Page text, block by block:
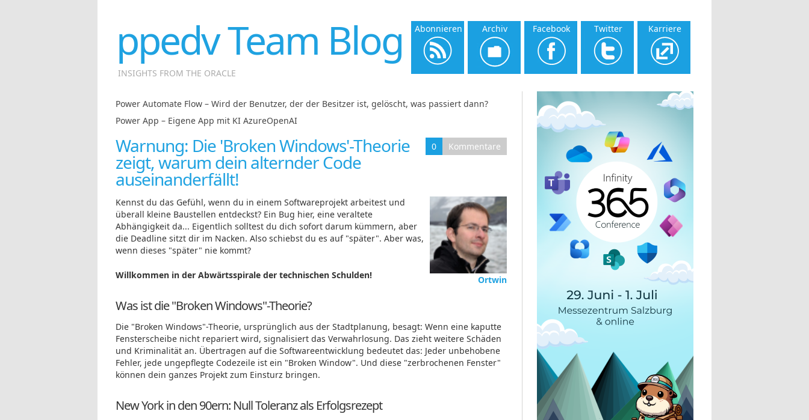
ppedv Team Blog
INSIGHTS FROM THE ORACLE
Abonnieren Archiv Facebook Twitter Karriere
Power Automate Flow – Wird der Benutzer, der der Besitzer ist, gelöscht, was passiert dann?
Power App – Eigene App mit KI AzureOpenAI
Warnung: Die 'Broken Windows'-Theorie
zeigt, warum dein alternder Code
auseinanderfällt!
0 Kommentare
Ortwin
Kennst du das Gefühl, wenn du in einem Softwareprojekt arbeitest und
überall kleine Baustellen entdeckst? Ein Bug hier, eine veraltete
Abhängigkeit da... Eigentlich solltest du dich sofort darum kümmern, aber
die Deadline sitzt dir im Nacken. Also schiebst du es auf "später". Aber was,
wenn dieses "später" nie kommt?
Willkommen in der Abwärtsspirale der technischen Schulden!
Was ist die "Broken Windows"-Theorie?
Die "Broken Windows"-Theorie, ursprünglich aus der Stadtplanung, besagt: Wenn eine kaputte
Fensterscheibe nicht repariert wird, signalisiert das Verwahrlosung. Das zieht weitere Schäden
und Kriminalität an. Übertragen auf die Softwareentwicklung bedeutet das: Jeder unbehobene
Fehler, jede ungepflegte Codezeile ist ein "Broken Window". Und diese "zerbrochenen Fenster"
können dein ganzes Projekt zum Einsturz bringen.
New York in den 90ern: Null Toleranz als Erfolgsrezept